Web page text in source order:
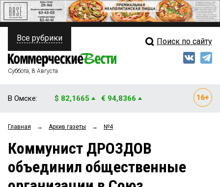
ПОЛИТИКА
ФИНАНСЫ
ОБЩЕСТВО
ЗАКОН
НОВОСТИ КОМПАНИЙ
Свежий выпуск
Рейтинги
Блоги
Все рубрики Поиск по сайту
Суббота, 8 Августа
В Омске: $ 82,1665 € 94,8366
Главная → Архив газеты → №4
Коммунист ДРОЗДОВ
объединил общественные